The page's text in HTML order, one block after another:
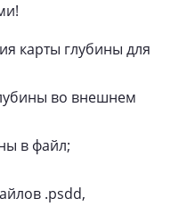
карты глубины для
во внешнем
в файл;
.psdd,